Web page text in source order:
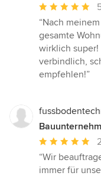
Bewertung:
5
von
5
Sternen
“Nach
gesamte
wirklich
verbindlich,
empfehlen!”
Bewertung:
5
“Wir
immer für